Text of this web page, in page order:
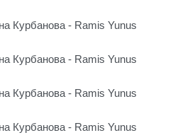
Курбанова - Ramis Yunus
Курбанова - Ramis Yunus
Курбанова - Ramis Yunus
Курбанова - Ramis Yunus